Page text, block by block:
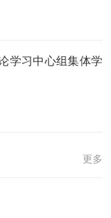
学习中心组集体学
更多